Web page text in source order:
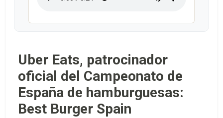
Uber Eats, patrocinador
oficial del Campeonato de
España de hamburguesas:
Best Burger Spain